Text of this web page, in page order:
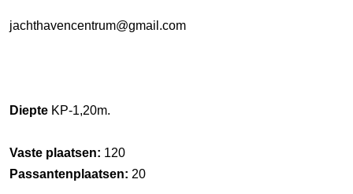
jachthavencentrum@gmail.com
Diepte KP-1,20m.
Vaste plaatsen: 120
Passantenplaatsen: 20